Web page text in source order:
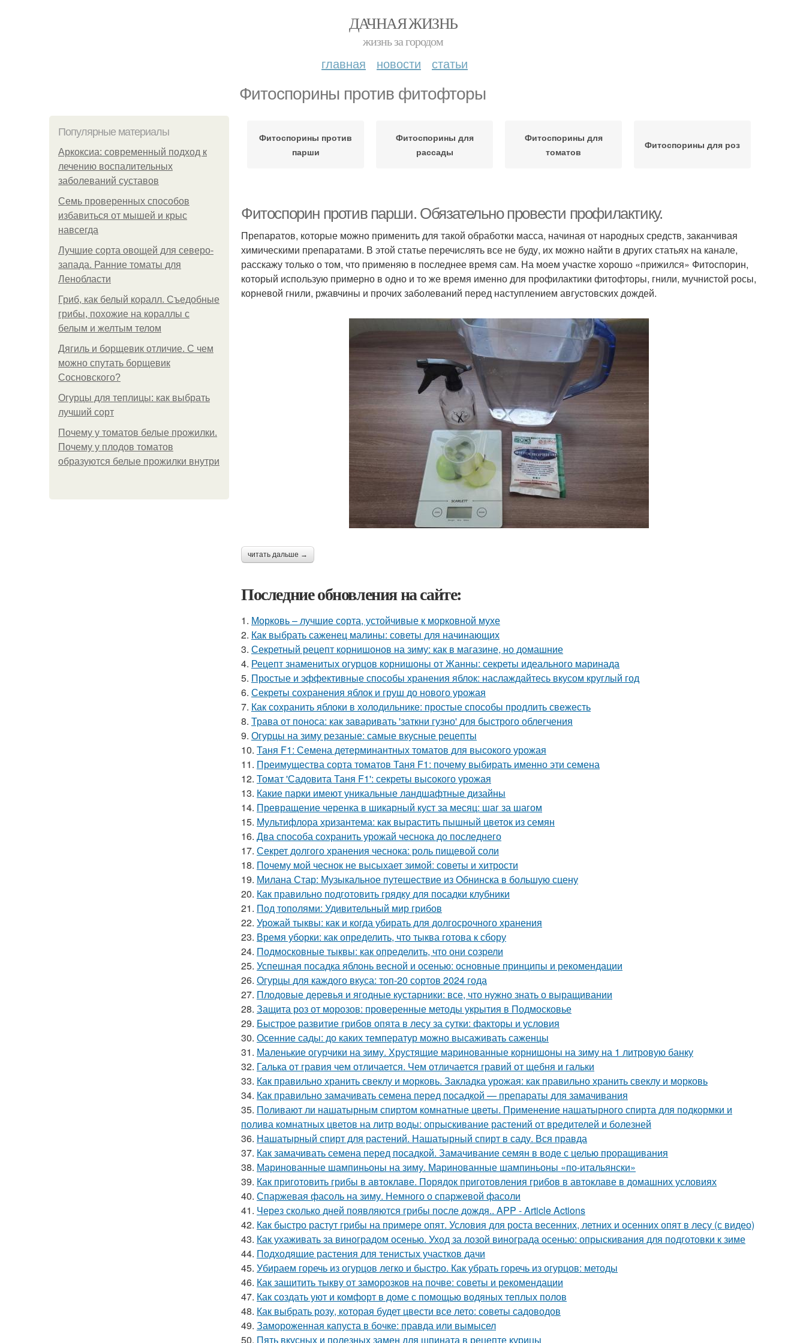
ДАЧНАЯ ЖИЗНЬ
жизнь за городом
главная новости статьи
Фитоспорины против фитофторы
Популярные материалы
Аркоксиа: современный подход к
лечению воспалительных
заболеваний суставов
Семь проверенных способов
избавиться от мышей и крыс
навсегда
Лучшие сорта овощей для северо-
запада. Ранние томаты для
Ленобласти
Гриб, как белый коралл. Съедобные
грибы, похожие на кораллы с
белым и желтым телом
Дягиль и борщевик отличие. С чем
можно спутать борщевик
Сосновского?
Огурцы для теплицы: как выбрать
лучший сорт
Почему у томатов белые прожилки.
Почему у плодов томатов
образуются белые прожилки внутри
Фитоспорины против
парши
Фитоспорины для
рассады
Фитоспорины для
томатов
Фитоспорины для роз
Фитоспорин против парши. Обязательно провести профилактику.
Препаратов, которые можно применить для такой обработки масса, начиная от народных средств, заканчивая
химическими препаратами. В этой статье перечислять все не буду, их можно найти в других статьях на канале,
расскажу только о том, что применяю в последнее время сам. На моем участке хорошо «прижился» Фитоспорин,
который использую примерно в одно и то же время именно для профилактики фитофторы, гнили, мучнистой росы,
корневой гнили, ржавчины и прочих заболеваний перед наступлением августовских дождей.
читать дальше →
Последние обновления на сайте:
1. Морковь – лучшие сорта, устойчивые к морковной мухе
2. Как выбрать саженец малины: советы для начинающих
3. Секретный рецепт корнишонов на зиму: как в магазине, но домашние
4. Рецепт знаменитых огурцов корнишоны от Жанны: секреты идеального маринада
5. Простые и эффективные способы хранения яблок: наслаждайтесь вкусом круглый год
6. Секреты сохранения яблок и груш до нового урожая
7. Как сохранить яблоки в холодильнике: простые способы продлить свежесть
8. Трава от поноса: как заваривать 'заткни гузно' для быстрого облегчения
9. Огурцы на зиму резаные: самые вкусные рецепты
10. Таня F1: Семена детерминантных томатов для высокого урожая
11. Преимущества сорта томатов Таня F1: почему выбирать именно эти семена
12. Томат 'Садовита Таня F1': секреты высокого урожая
13. Какие парки имеют уникальные ландшафтные дизайны
14. Превращение черенка в шикарный куст за месяц: шаг за шагом
15. Мультифлора хризантема: как вырастить пышный цветок из семян
16. Два способа сохранить урожай чеснока до последнего
17. Секрет долгого хранения чеснока: роль пищевой соли
18. Почему мой чеснок не высыхает зимой: советы и хитрости
19. Милана Стар: Музыкальное путешествие из Обнинска в большую сцену
20. Как правильно подготовить грядку для посадки клубники
21. Под тополями: Удивительный мир грибов
22. Урожай тыквы: как и когда убирать для долгосрочного хранения
23. Время уборки: как определить, что тыква готова к сбору
24. Подмосковные тыквы: как определить, что они созрели
25. Успешная посадка яблонь весной и осенью: основные принципы и рекомендации
26. Огурцы для каждого вкуса: топ-20 сортов 2024 года
27. Плодовые деревья и ягодные кустарники: все, что нужно знать о выращивании
28. Защита роз от морозов: проверенные методы укрытия в Подмосковье
29. Быстрое развитие грибов опята в лесу за сутки: факторы и условия
30. Осенние сады: до каких температур можно высаживать саженцы
31. Маленькие огурчики на зиму. Хрустящие маринованные корнишоны на зиму на 1 литровую банку
32. Галька от гравия чем отличается. Чем отличается гравий от щебня и гальки
33. Как правильно хранить свеклу и морковь. Закладка урожая: как правильно хранить свеклу и морковь
34. Как правильно замачивать семена перед посадкой — препараты для замачивания
35. Поливают ли нашатырным спиртом комнатные цветы. Применение нашатырного спирта для подкормки и
полива комнатных цветов на литр воды: опрыскивание растений от вредителей и болезней
36. Нашатырный спирт для растений. Нашатырный спирт в саду. Вся правда
37. Как замачивать семена перед посадкой. Замачивание семян в воде с целью проращивания
38. Маринованные шампиньоны на зиму. Маринованные шампиньоны «по-итальянски»
39. Как приготовить грибы в автоклаве. Порядок приготовления грибов в автоклаве в домашних условиях
40. Спаржевая фасоль на зиму. Немного о спаржевой фасоли
41. Через сколько дней появляются грибы после дождя.. APP - Article Actions
42. Как быстро растут грибы на примере опят. Условия для роста весенних, летних и осенних опят в лесу (с видео)
43. Как ухаживать за виноградом осенью. Уход за лозой винограда осенью: опрыскивания для подготовки к зиме
44. Подходящие растения для тенистых участков дачи
45. Убираем горечь из огурцов легко и быстро. Как убрать горечь из огурцов: методы
46. Как защитить тыкву от заморозков на почве: советы и рекомендации
47. Как создать уют и комфорт в доме с помощью водяных теплых полов
48. Как выбрать розу, которая будет цвести все лето: советы садоводов
49. Замороженная капуста в бочке: правда или вымысел
50. Пять вкусных и полезных замен для шпината в рецепте курицы